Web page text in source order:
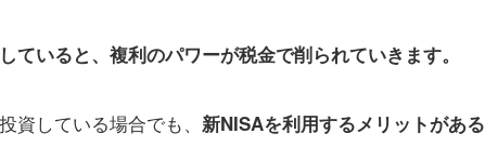
ていると、複利のパワーが税金で削られていきます。
している場合でも、 新NISAを利用するメリットがある